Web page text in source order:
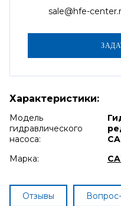
sale@hfe-
Характеристики:
Модель
гидравлического
насоса:
Марка:
Отзывы